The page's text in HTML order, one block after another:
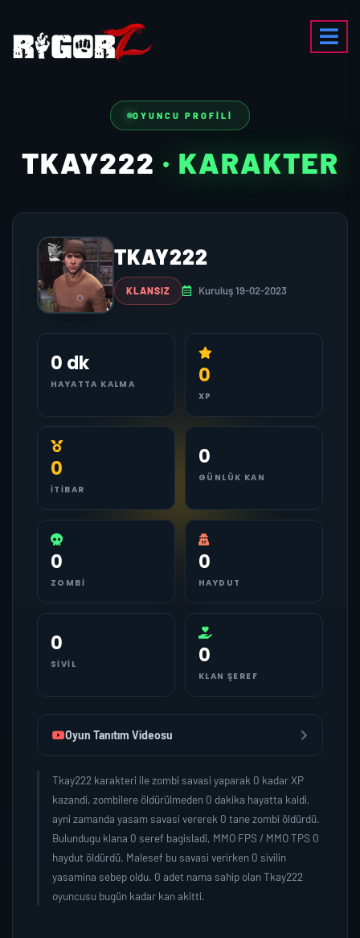
OYUNCU PROFILI
TKAY222 · KARAKTER
TKAY222
KLANSIZ Kuruluş 19-02-2023
0 dk
HAYATTA KALMA 0
XP
0
İTIBAR
0
GÜNLÜK KAN
0
ZOMBI
0
HAYDUT
0
SIVIL 0
KLAN ŞEREF
Oyun Tanıtım Videosu
Tkay222 karakteri ile zombi savasi yaparak 0 kadar XP
kazandi, zombilere öldürülmeden 0 dakika hayatta kaldi,
ayni zamanda yasam savasi vererek 0 tane zombi öldürdü.
Bulundugu klana 0 seref bagisladi, MMO FPS / MMO TPS 0
haydut öldürdü. Malesef bu savasi verirken 0 sivilin
yasamina sebep oldu. 0 adet nama sahip olan Tkay222
oyuncusu bugün kadar kan akitti.